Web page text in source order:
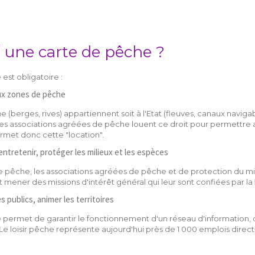
carte de pêche ?
est obligatoire :
zones de pêche
(berges, rives) appartiennent soit à l'Etat (fleuves, canaux
associations agréées de pêche louent ce droit pour permettre
donc cette "location".
protéger les milieux et les espèces
pêche, les associations agréées de pêche et de protection du
des missions d'intérêt général qui leur sont confiées par la
publics, animer les territoires
permet de garantir le fonctionnement d'un réseau d'information,
loisir pêche représente aujourd'hui près de 1 000 emplois